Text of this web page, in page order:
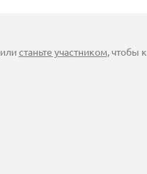
илистаньте участником, чтобы